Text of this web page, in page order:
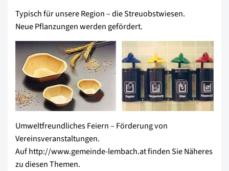
Typisch für unsere Region – die Streuobstwiesen.
Neue Pflanzungen werden gefördert.
Umweltfreundliches Feiern – Förderung von
Vereinsveranstaltungen.
Auf http://www.gemeinde-lembach.at finden Sie Näheres
zu diesen Themen.